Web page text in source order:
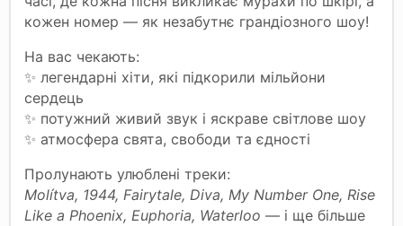
кожен номер — як незабутнє грандіозного шоу!
На вас чекають:
✨ легендарні хіти, які підкорили мільйони
сердець
✨ потужний живий звук і яскраве світлове шоу
✨ атмосфера свята, свободи та єдності
Пролунають улюблені треки:
Molítva, 1944, Fairytale, Diva, My Number One, Rise
Like a Phoenix, Euphoria, Waterloo — і ще більше